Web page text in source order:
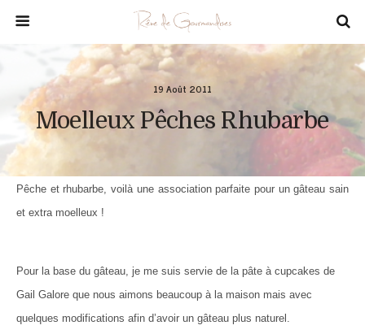
19 Août 2011
Moelleux Pêches Rhubarbe
Pêche et rhubarbe, voilà une association parfaite pour un gâteau sain
et extra moelleux !
Pour la base du gâteau, je me suis servie de la pâte à cupcakes de
Gail Galore que nous aimons beaucoup à la maison mais avec
quelques modifications afin d’avoir un gâteau plus naturel.